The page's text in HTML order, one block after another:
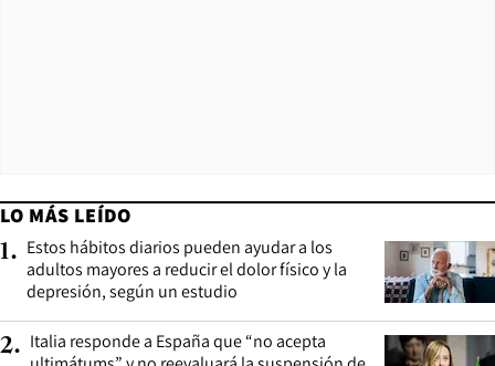
LO MÁS LEÍDO
1. Estos hábitos diarios pueden ayudar a los
adultos mayores a reducir el dolor físico y la
depresión, según un estudio
2. Italia responde a España que “no acepta